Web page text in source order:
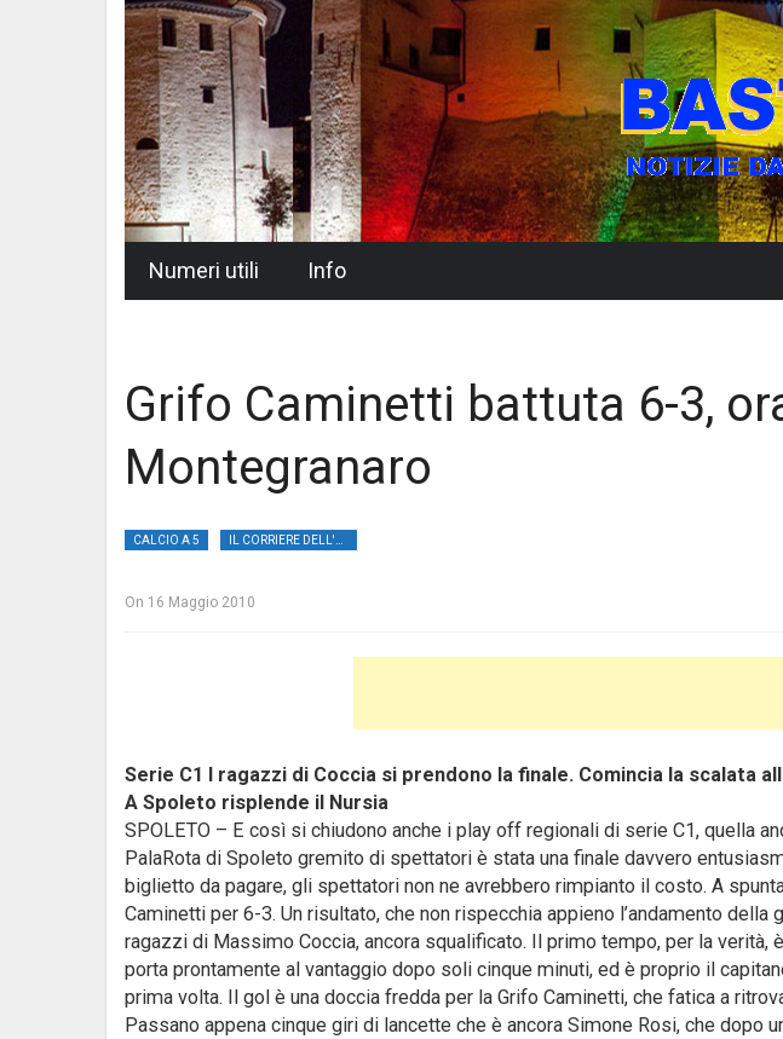
Numeri utili Info
Grifo Caminetti battuta 6-3, ora
Montegranaro
CALCIO A 5
On 16 Maggio 2010
Serie C1 I ragazzi di Coccia si prendono la finale. Comincia la scalata
A Spoleto risplende il Nursia
SPOLETO – E così si chiudono anche i play off regionali di serie C1, quella
PalaRota di Spoleto gremito di spettatori è stata una finale davvero
biglietto da pagare, gli spettatori non ne avrebbero rimpianto il costo. A
Caminetti per 6-3. Un risultato, che non rispecchia appieno l’andamento
ragazzi di Massimo Coccia, ancora squalificato. Il primo tempo, per la verità,
porta prontamente al vantaggio dopo soli cinque minuti, ed è proprio il
prima volta. Il gol è una doccia fredda per la Grifo Caminetti, che fatica a
Passano appena cinque giri di lancette che è ancora Simone Rosi, che dopo